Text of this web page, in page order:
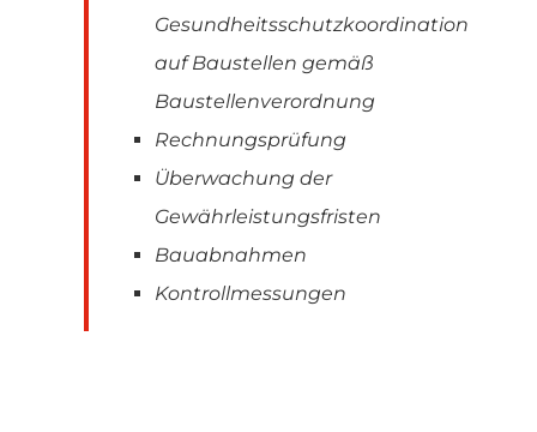
Gesundheitsschutzkoordination
auf Baustellen gemäß
Baustellenverordnung
Rechnungsprüfung
Überwachung der
Gewährleistungsfristen
Bauabnahmen
Kontrollmessungen